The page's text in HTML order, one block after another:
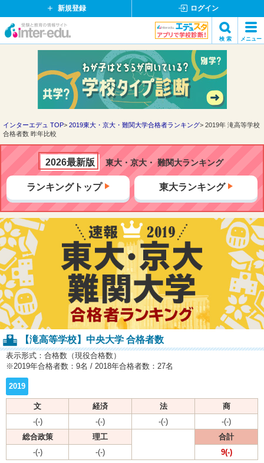
新規登録 ログイン
イ
ド
ッ
ト
検 索 メニュー
検索
インターエデュ TOP 2019東大・京大・難関大学合格者ランキング
2019年 滝高等学校
合格者数 昨年比較
2026最新版 東大・京大・ 難関大ランキング
ランキングトップ 東大ランキング
【滝高等学校】中央大学 合格者数
表示形式：合格数（現役合格数）
※2019年合格者数：9名 / 2018年合格者数：27名
2019
文 経済 法
商
-(-)
-(-) -(-)
-(-)
総合政策
理工
合計
-(-)
-(-) 9(-)